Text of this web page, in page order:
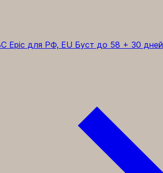
Epic для РФ, EU Буст до 58 + 30 дней